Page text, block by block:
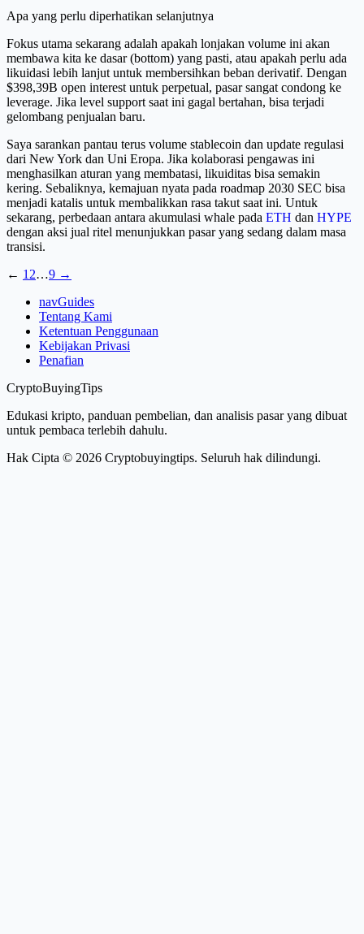
Apa yang perlu diperhatikan selanjutnya
Fokus utama sekarang adalah apakah lonjakan volume ini akan
membawa kita ke dasar (bottom) yang pasti, atau apakah perlu ada
likuidasi lebih lanjut untuk membersihkan beban derivatif. Dengan
$398,39B open interest untuk perpetual, pasar sangat condong ke
leverage. Jika level support saat ini gagal bertahan, bisa terjadi
gelombang penjualan baru.
Saya sarankan pantau terus volume stablecoin dan update regulasi
dari New York dan Uni Eropa. Jika kolaborasi pengawas ini
menghasilkan aturan yang membatasi, likuiditas bisa semakin
kering. Sebaliknya, kemajuan nyata pada roadmap 2030 SEC bisa
menjadi katalis untuk membalikkan rasa takut saat ini. Untuk
sekarang, perbedaan antara akumulasi whale pada ETH dan HYPE
dengan aksi jual ritel menunjukkan pasar yang sedang dalam masa
transisi.
← 1 2…9 →
navGuides
Tentang Kami
Ketentuan Penggunaan
Kebijakan Privasi
Penafian
CryptoBuyingTips
Edukasi kripto, panduan pembelian, dan analisis pasar yang dibuat
untuk pembaca terlebih dahulu.
Hak Cipta © 2026 Cryptobuyingtips. Seluruh hak dilindungi.